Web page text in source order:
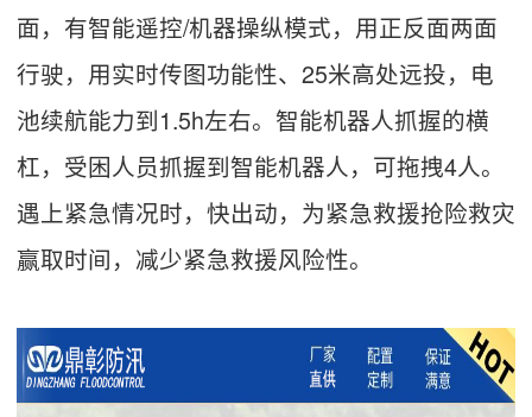
面，有智能遥控/机器操纵模式，用正反面两面
行驶，用实时传图功能性、25米高处远投，电
池续航能力到1.5h左右。智能机器人抓握的横
杠，受困人员抓握到智能机器人，可拖拽4人。
遇上紧急情况时，快出动，为紧急救援抢险救灾
赢取时间，减少紧急救援风险性。